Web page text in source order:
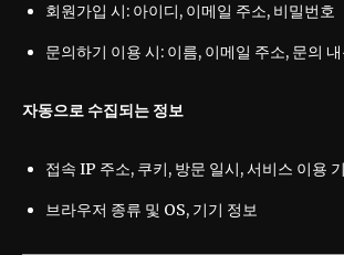
회원가입 시: 아이디, 이메일 주소, 비밀번호
문의하기 이용 시: 이름, 이메일 주소, 문의
자동으로 수집되는 정보
접속 IP 주소, 쿠키, 방문 일시, 서비스 이용
브라우저 종류 및 OS, 기기 정보